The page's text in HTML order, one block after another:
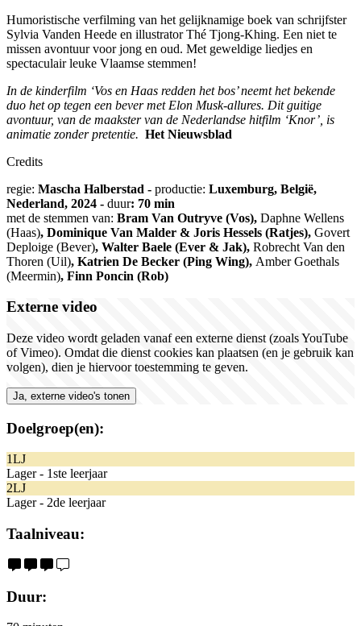
Humoristische verfilming van het gelijknamige boek van schrijfster
Sylvia Vanden Heede en illustrator Thé Tjong-Khing. Een niet te
missen avontuur voor jong en oud. Met geweldige liedjes en
spectaculair leuke Vlaamse stemmen!
In de kinderfilm ‘Vos en Haas redden het bos’ neemt het bekende
duo het op tegen een bever met Elon Musk-allures. Dit guitige
avontuur, van de maakster van de Nederlandse hitfilm ‘Knor’, is
animatie zonder pretentie. Het Nieuwsblad
Credits
regie: Mascha Halberstad - productie: Luxemburg, België,
Nederland, 2024 - duur: 70 min
met de stemmen van: Bram Van Outryve (Vos), Daphne Wellens
(Haas), Dominique Van Malder & Joris Hessels (Ratjes), Govert
Deploige (Bever), Walter Baele (Ever & Jak), Robrecht Van den
Thoren (Uil), Katrien De Becker (Ping Wing), Amber Goethals
(Meermin), Finn Poncin (Rob)
Externe video
Deze video wordt geladen vanaf een externe dienst (zoals YouTube
of Vimeo). Omdat die dienst cookies kan plaatsen (en je gebruik kan
volgen), dien je hiervoor toestemming te geven.
Ja, externe video's tonen
Doelgroep(en):
1LJ
Lager - 1ste leerjaar
2LJ
Lager - 2de leerjaar
Taalniveau:
Duur: